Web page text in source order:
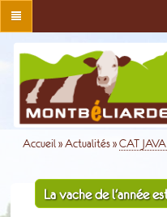
Accueil »Actualités »CAT
La vache de l'année